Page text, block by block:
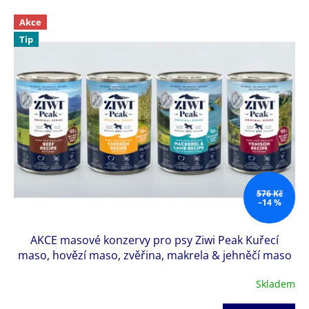
H
O
D
P
R
O
P
A
Akce
Tip
576 Kč
–14 %
AKCE masové konzervy pro psy Ziwi Peak Kuřecí
maso, hovězí maso, zvěřina, makrela & jehněčí maso
Skladem